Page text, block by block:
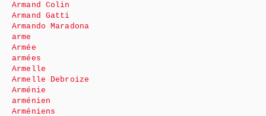
Armand Colin
Armand Gatti
Armando Maradona
arme
Armée
armées
Armelle
Armelle Debroize
Arménie
arménien
Arméniens